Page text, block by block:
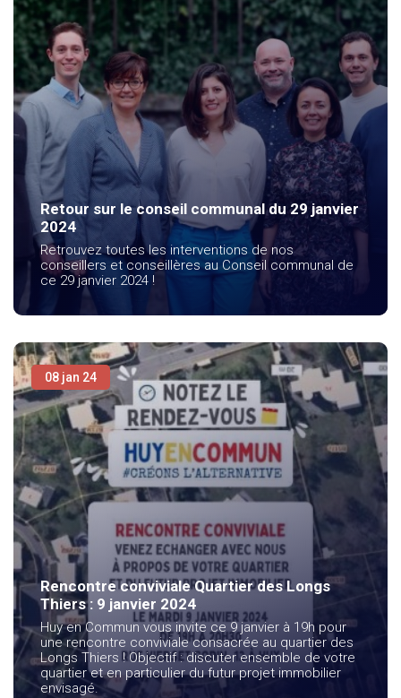
Retour sur le conseil communal du 29 janvier
2024
Retrouvez toutes les interventions de nos
conseillers et conseillères au Conseil communal de
ce 29 janvier 2024 !
08 jan 24
Rencontre conviviale Quartier des Longs
Thiers : 9 janvier 2024
Huy en Commun vous invite ce 9 janvier à 19h pour
une rencontre conviviale consacrée au quartier des
Longs Thiers ! Objectif : discuter ensemble de votre
quartier et en particulier du futur projet immobilier
envisagé.